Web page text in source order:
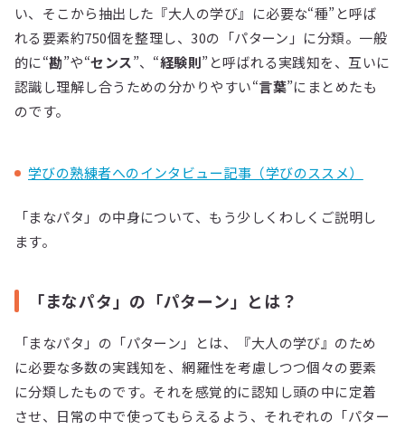
い、そこから抽出した『大人の学び』に必要な“種”と呼ば
れる要素約750個を整理し、30の「パターン」に分類。一般
的に“勘”や“センス”、“経験則”と呼ばれる実践知を、互いに
認識し理解し合うための分かりやすい“言葉”にまとめたも
のです。
学びの熟練者へのインタビュー記事（学びのススメ）
「まなパタ」の中身について、もう少しくわしくご説明し
ます。
「まなパタ」の「パターン」とは？
「まなパタ」の「パターン」とは、『大人の学び』のため
に必要な多数の実践知を、網羅性を考慮しつつ個々の要素
に分類したものです。それを感覚的に認知し頭の中に定着
させ、日常の中で使ってもらえるよう、それぞれの「パター